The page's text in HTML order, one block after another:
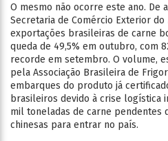
O mesmo não ocorre este ano. De
Secretaria de Comércio Exterior do
exportações brasileiras de carne
queda de 49,5% em outubro, com
recorde em setembro. O volume,
pela Associação Brasileira de
embarques do produto já
brasileiros devido à crise logística
mil toneladas de carne pendentes
chinesas para entrar no país.